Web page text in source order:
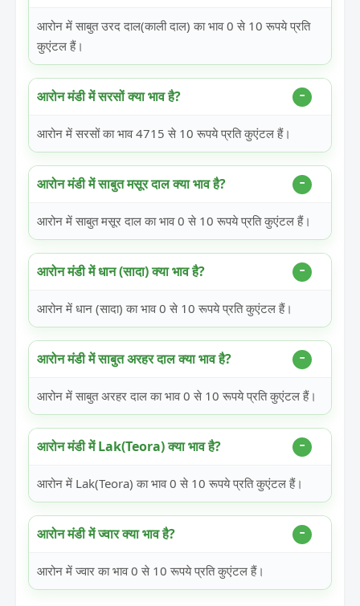
आरोन में साबुत उरद दाल(काली दाल) का भाव 0 से 10 रूपये प्रति
कुएंटल हैं।
आरोन मंडी में सरसों क्या भाव है?
आरोन में सरसों का भाव 4715 से 10 रूपये प्रति कुएंटल हैं।
आरोन मंडी में साबुत मसूर दाल क्या भाव है?
आरोन में साबुत मसूर दाल का भाव 0 से 10 रूपये प्रति कुएंटल हैं।
आरोन मंडी में धान (सादा) क्या भाव है?
आरोन में धान (सादा) का भाव 0 से 10 रूपये प्रति कुएंटल हैं।
आरोन मंडी में साबुत अरहर दाल क्या भाव है?
आरोन में साबुत अरहर दाल का भाव 0 से 10 रूपये प्रति कुएंटल हैं।
आरोन मंडी में Lak(Teora) क्या भाव है?
आरोन में Lak(Teora) का भाव 0 से 10 रूपये प्रति कुएंटल हैं।
आरोन मंडी में ज्वार क्या भाव है?
आरोन में ज्वार का भाव 0 से 10 रूपये प्रति कुएंटल हैं।